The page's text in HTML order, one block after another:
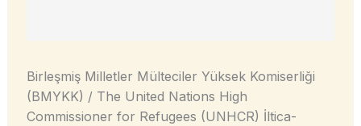
Birleşmiş Milletler Mülteciler Yüksek Komiserliği
(BMYKK) / The United Nations High
Commissioner for Refugees (UNHCR) İltica-